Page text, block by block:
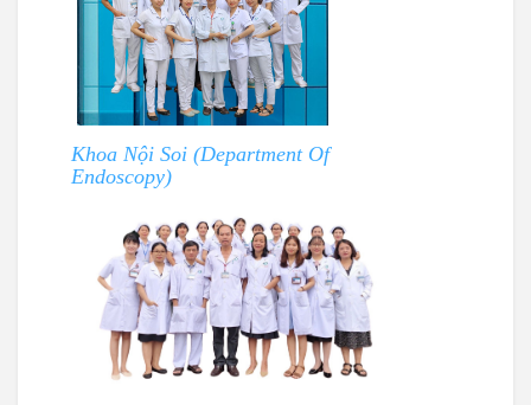
Khoa Nội Soi (Department Of
Endoscopy)